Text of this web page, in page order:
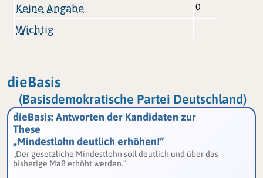
Keine Angabe 0
Wichtig
dieBasis
(Basisdemokratische Partei Deutschland)
dieBasis: Antworten der Kandidaten zur
These
„Mindestlohn deutlich erhöhen!“
„Der gesetzliche Mindestlohn soll deutlich und über das
bisherige Maß erhöht werden.“